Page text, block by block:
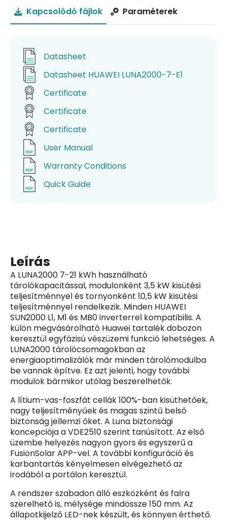
Kapcsolódó fájlok Paraméterek
Datasheet
Datasheet HUAWEI LUNA2000-7-E1
Certificate
Certificate
Certificate
User Manual
Warranty Conditions
Quick Guide
Leírás
A LUNA2000 7-21 kWh használható
tárolókapacitással, modulonként 3,5 kW kisütési
teljesítménnyel és tornyonként 10,5 kW kisütési
teljesítménnyel rendelkezik. Minden HUAWEI
SUN2000 L1, M1 és MB0 inverterrel kompatibilis. A
külön megvásárolható Huawei tartalék dobozon
keresztül egyfázisú vészüzemi funkció lehetséges. A
LUNA2000 tárolócsomagokban az
energiaoptimalizálók már minden tárolómodulba
be vannak építve. Ez azt jelenti, hogy további
modulok bármikor utólag beszerelhetők.
A lítium-vas-foszfát cellák 100%-ban kisüthetőek,
nagy teljesítményűek és magas szintű belső
biztonság jellemzi őket. A Luna biztonsági
koncepciója a VDE2510 szerint tanúsított. Az első
üzembe helyezés nagyon gyors és egyszerű a
FusionSolar APP-vel. A további konfiguráció és
karbantartás kényelmesen elvégezhető az
irodából a portálon keresztül.
A rendszer szabadon álló eszközként és falra
szerelhető is, mélysége mindössze 150 mm. Az
állapotkijelző LED-nek készült, és könnyen érthető.